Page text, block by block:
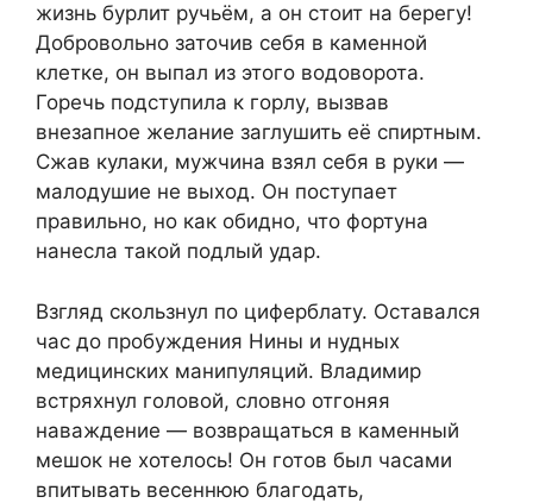
жизнь бурлит ручьём, а он стоит на берегу!
Добровольно заточив себя в каменной
клетке, он выпал из этого водоворота.
Горечь подступила к горлу, вызвав
внезапное желание заглушить её спиртным.
Сжав кулаки, мужчина взял себя в руки —
малодушие не выход. Он поступает
правильно, но как обидно, что фортуна
нанесла такой подлый удар.
Взгляд скользнул по циферблату. Оставался
час до пробуждения Нины и нудных
медицинских манипуляций. Владимир
встряхнул головой, словно отгоняя
наваждение — возвращаться в каменный
мешок не хотелось! Он готов был часами
впитывать весеннюю благодать,